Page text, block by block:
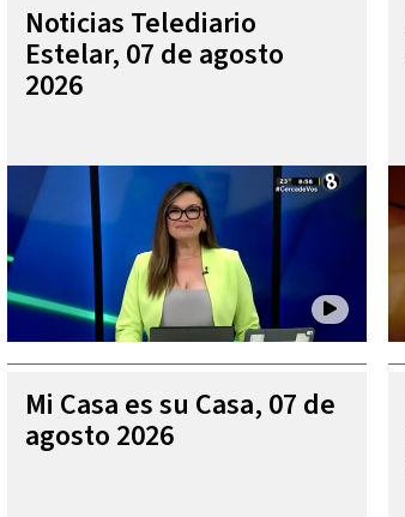
Noticias Telediario
Estelar, 07 de agosto
2026
Mi Casa es su Casa, 07 de
agosto 2026